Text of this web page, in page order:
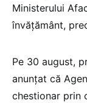
Ministerului
învăţământ,
Pe 30 august,
anunțat că
chestionar prin